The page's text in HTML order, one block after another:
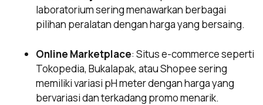
laboratorium sering menawarkan berbagai
pilihan peralatan dengan harga yang bersaing.
Online Marketplace: Situs e-commerce seperti
Tokopedia, Bukalapak, atau Shopee sering
memiliki variasi pH meter dengan harga yang
bervariasi dan terkadang promo menarik.